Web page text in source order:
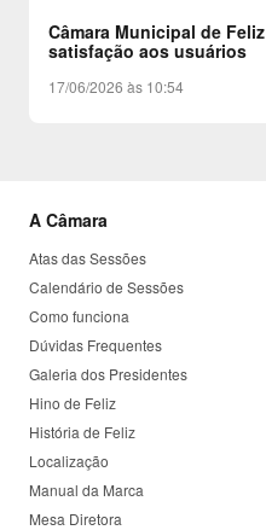
Câmara Municipal de
satisfação aos usuários
17/06/2026 às 10:54
A Câmara
Atas das Sessões
Calendário de Sessões
Como funciona
Dúvidas Frequentes
Galeria dos Presidentes
Hino de Feliz
História de Feliz
Localização
Manual da Marca
Mesa Diretora